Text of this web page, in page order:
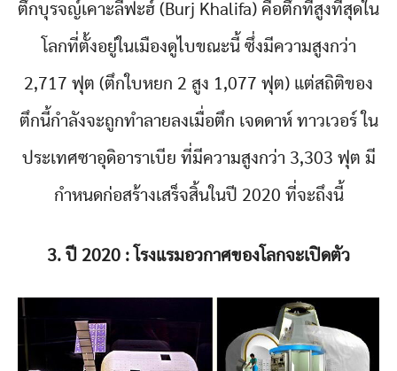
ตึกบุรจญ์เคาะลีฟะฮ์ (Burj Khalifa) คือตึกที่สูงที่สุดใน
โลกที่ตั้งอยู่ในเมืองดูไบขณะนี้ ซึ่งมีความสูงกว่า
2,717 ฟุต (ตึกใบหยก 2 สูง 1,077 ฟุต) แต่สถิติของ
ตึกนี้กำลังจะถูกทำลายลงเมื่อตึก เจดดาห์ ทาวเวอร์ ใน
ประเทศซาอุดิอาราเบีย ที่มีความสูงกว่า 3,303 ฟุต มี
กำหนดก่อสร้างเสร็จสิ้นในปี 2020 ที่จะถึงนี้
3. ปี 2020 : โรงแรมอวกาศของโลกจะเปิดตัว